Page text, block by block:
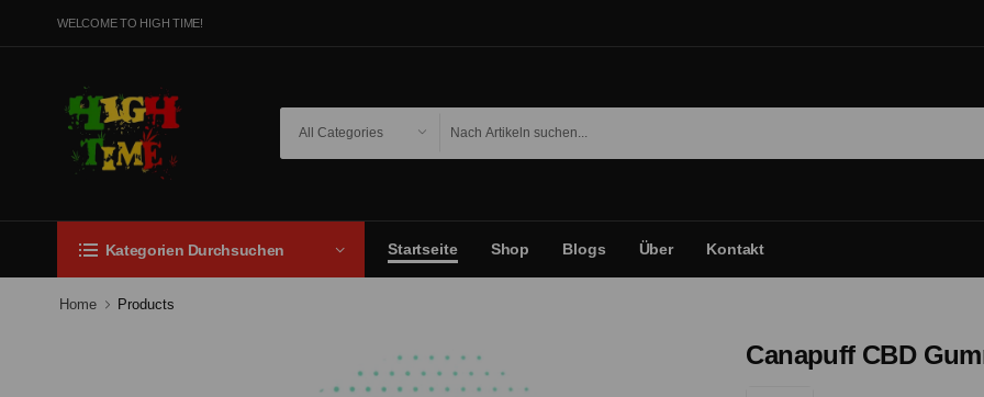
WELCOME TO HIGH TIME!
Kategorien Durchsuchen Startseite Shop Blogs Über Kontakt
Home Products
Canapuff CBD